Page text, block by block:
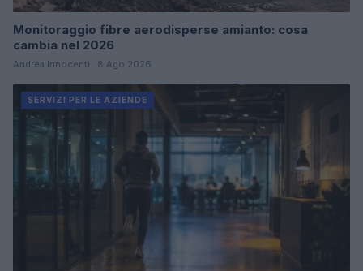
Monitoraggio fibre aerodisperse amianto: cosa
cambia nel 2026
Andrea Innocenti · 8 Ago 2026
SERVIZI PER LE AZIENDE